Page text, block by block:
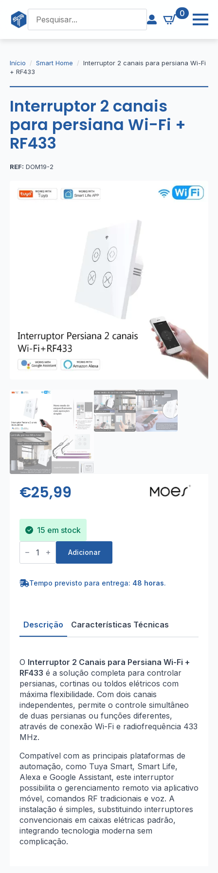
0
Início Smart Home
Interruptor 2 canais para persiana Wi-Fi
+ RF433
Interruptor 2 canais
para persiana Wi-Fi +
RF433
REF: DOM19-2
€25,99
15 em stock
Quantidade
de
para
RF433
Adicionar
Tempo previsto para entrega: 48 horas.
Descrição Características Técnicas
O Interruptor 2 Canais para Persiana Wi-Fi +
RF433 é a solução completa para controlar
persianas, cortinas ou toldos elétricos com
máxima flexibilidade. Com dois canais
independentes, permite o controle simultâneo
de duas persianas ou funções diferentes,
através de conexão Wi-Fi e radiofrequência 433
MHz.
Compatível com as principais plataformas de
automação, como Tuya Smart, Smart Life,
Alexa e Google Assistant, este interruptor
possibilita o gerenciamento remoto via aplicativo
móvel, comandos RF tradicionais e voz. A
instalação é simples, substituindo interruptores
convencionais em caixas elétricas padrão,
integrando tecnologia moderna sem
complicação.